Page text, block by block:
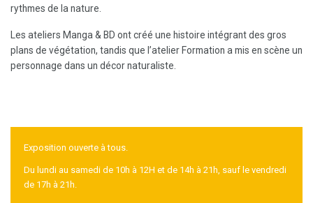
rythmes de la nature.
Les ateliers Manga & BD ont créé une histoire intégrant des gros
plans de végétation, tandis que l’atelier Formation a mis en scène un
personnage dans un décor naturaliste.
Exposition ouverte à tous.
Du lundi au samedi de 10h à 12H et de 14h à 21h, sauf le vendredi
de 17h à 21h.